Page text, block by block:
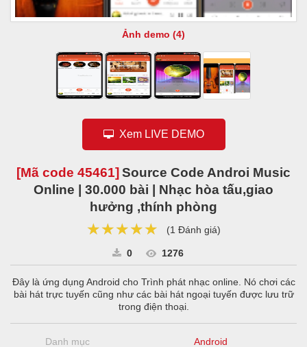
Ảnh demo (4)
Xem LIVE DEMO
[Mã code 45461] Source Code Androi Music
Online | 30.000 bài | Nhạc hòa tấu,giao
hưởng ,thính phòng
★★★★★
★★★★★
★★★★★ (1 Đánh giá)
0 1276
Đây là ứng dụng Android cho Trình phát nhạc online. Nó chơi các
bài hát trực tuyến cũng như các bài hát ngoại tuyến được lưu trữ
trong điện thoại.
Danh mục
Android